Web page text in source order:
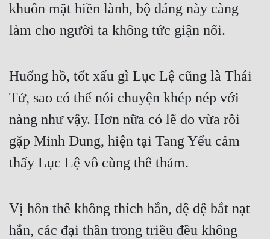
khuôn mặt hiền lành, bộ dáng này càng
làm cho người ta không tức giận nổi.
Huống hồ, tốt xấu gì Lục Lệ cũng là Thái
Tử, sao có thể nói chuyện khép nép với
nàng như vậy. Hơn nữa có lẽ do vừa rồi
gặp Minh Dung, hiện tại Tang Yểu cảm
thấy Lục Lệ vô cùng thê thảm.
Vị hôn thê không thích hắn, đệ đệ bắt nạt
hắn, các đại thần trong triều đều không